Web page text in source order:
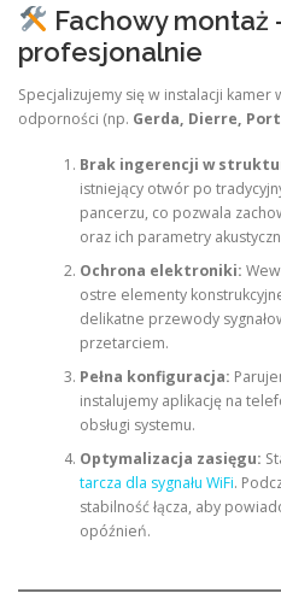
Fachowy montaż
profesjonalnie
Specjalizujemy się w instalacji kamer
odporności (np. Gerda, Dierre,
Brak ingerencji w
istniejący otwór po
pancerzu, co pozwala
oraz ich parametry
Ochrona elektroniki:
ostre elementy
delikatne przewody
przetarciem.
Pełna konfiguracja:
instalujemy aplikację na
obsługi systemu.
Optymalizacja zasięgu:
tarcza dla sygnału WiFi.
stabilność łącza, aby
opóźnień.